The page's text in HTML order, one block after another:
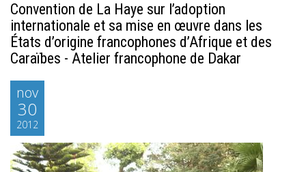
Convention de La Haye sur l’adoption
internationale et sa mise en œuvre dans les
États d’origine francophones d’Afrique et des
Caraïbes - Atelier francophone de Dakar
nov
30
2012